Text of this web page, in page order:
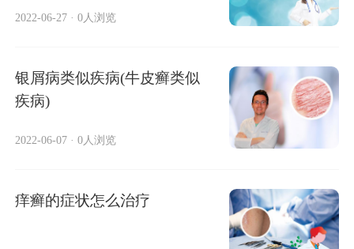
2022-06-27 · 0人浏览
银屑病类似疾病(牛皮癣类似
疾病)
2022-06-07 · 0人浏览
痒癣的症状怎么治疗